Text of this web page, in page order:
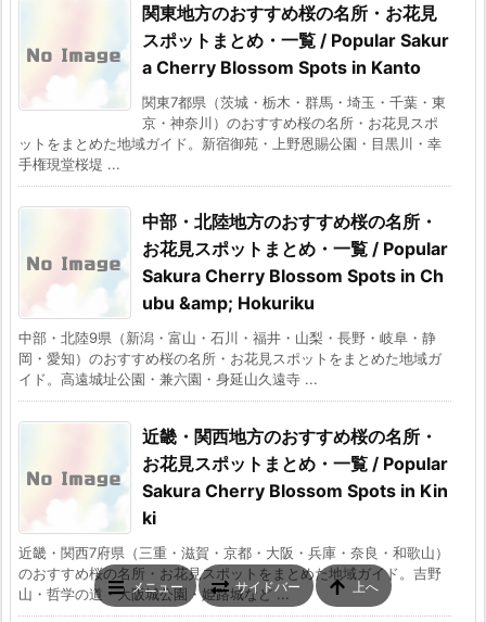
関東地方のおすすめ桜の名所・お花見
スポットまとめ・一覧 / Popular Sakur
a Cherry Blossom Spots in Kanto
関東7都県（茨城・栃木・群馬・埼玉・千葉・東
京・神奈川）のおすすめ桜の名所・お花見スポ
ットをまとめた地域ガイド。新宿御苑・上野恩賜公園・目黒川・幸
手権現堂桜堤 ...
中部・北陸地方のおすすめ桜の名所・
お花見スポットまとめ・一覧 / Popular
Sakura Cherry Blossom Spots in Ch
ubu &amp; Hokuriku
中部・北陸9県（新潟・富山・石川・福井・山梨・長野・岐阜・静
岡・愛知）のおすすめ桜の名所・お花見スポットをまとめた地域ガ
イド。高遠城址公園・兼六園・身延山久遠寺 ...
近畿・関西地方のおすすめ桜の名所・
お花見スポットまとめ・一覧 / Popular
Sakura Cherry Blossom Spots in Kin
ki
近畿・関西7府県（三重・滋賀・京都・大阪・兵庫・奈良・和歌山）
のおすすめ桜の名所・お花見スポットをまとめた地域ガイド。吉野
山・哲学の道・大阪城公園・姫路城など ...
メニュー サイドバー 上へ